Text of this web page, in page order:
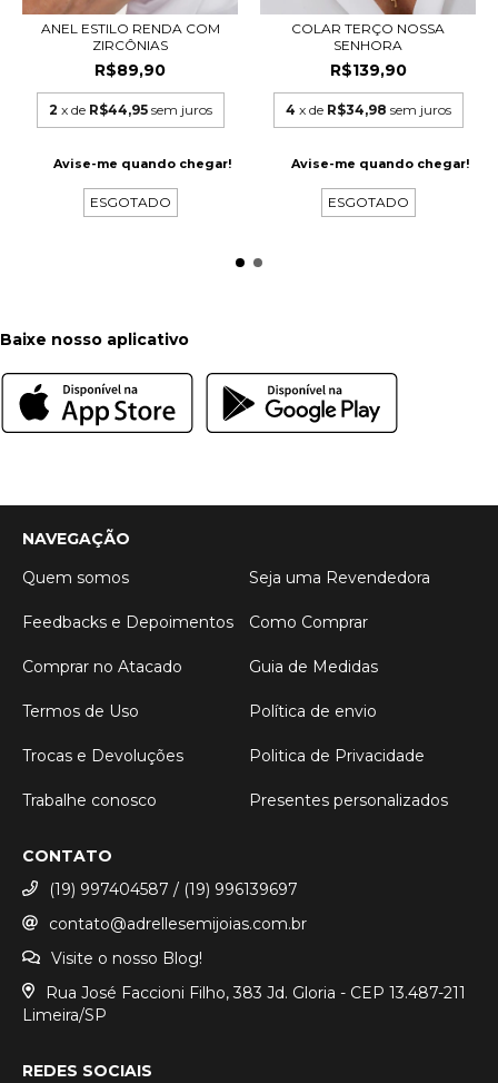
ANEL ESTILO RENDA COM
ZIRCÔNIAS
R$89,90
2 x de R$44,95 sem juros
Avise-me quando chegar!
ESGOTADO
COLAR TERÇO NOSSA
SENHORA
R$139,90
4 x de R$34,98 sem juros
Avise-me quando chegar!
ESGOTADO
Baixe nosso aplicativo
NAVEGAÇÃO
Quem somos
Seja uma Revendedora
Feedbacks e Depoimentos Como Comprar
Comprar no Atacado Guia de Medidas
Termos de Uso Política de envio
Trocas e Devoluções Politica de Privacidade
Trabalhe conosco Presentes personalizados
CONTATO
(19) 997404587 / (19) 996139697
contato@adrellesemijoias.com.br
Visite o nosso Blog!
Rua José Faccioni Filho, 383 Jd. Gloria - CEP 13.487-211
Limeira/SP
REDES SOCIAIS